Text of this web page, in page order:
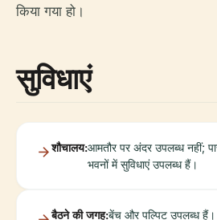
किया गया हो।
सुविधाएं
शौचालय:आमतौर पर अंदर उपलब्ध नहीं;
भवनों में सुविधाएं उपलब्ध हैं।
बैठने की जगह:बेंच और पल्पिट उपलब्ध हैं।